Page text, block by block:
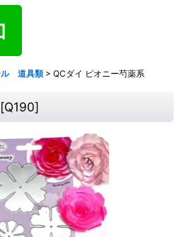
ル 道具類 > QCダイ ピオニー芍薬系
[Q190]